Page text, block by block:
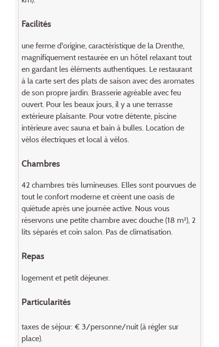
Facilités
une ferme d'origine, caractéristique de la Drenthe,
magnifiquement restaurée en un hôtel relaxant tout
en gardant les éléments authentiques. Le restaurant
à la carte sert des plats de saison avec des aromates
de son propre jardin. Brasserie agréable avec feu
ouvert. Pour les beaux jours, il y a une terrasse
extérieure plaisante. Pour votre détente, piscine
intérieure avec sauna et bain à bulles. Location de
vélos électriques et local à vélos.
Chambres
42 chambres très lumineuses. Elles sont pourvues de
tout le confort moderne et créent une oasis de
quiétude après une journée active. Nous vous
réservons une petite chambre avec douche (18 m²), 2
lits séparés et coin salon. Pas de climatisation.
Repas
logement et petit déjeuner.
Particularités
taxes de séjour: € 3/personne/nuit (à régler sur
place).